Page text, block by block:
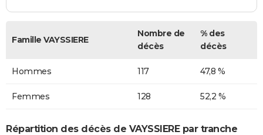
Famille VAYSSIERE
Nombre de
décès
% des
décès
Hommes 117 47,8 %
Femmes 128 52,2 %
Répartition des décès de VAYSSIERE par tranche